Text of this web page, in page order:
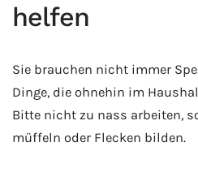
helfen
Sie brauchen nicht immer
Dinge, die ohnehin im
Bitte nicht zu nass arbeiten,
müffeln oder Flecken bilden.